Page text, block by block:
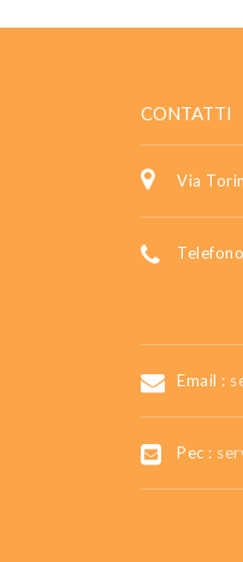
CONTATTI
Via
Email :
Pec :